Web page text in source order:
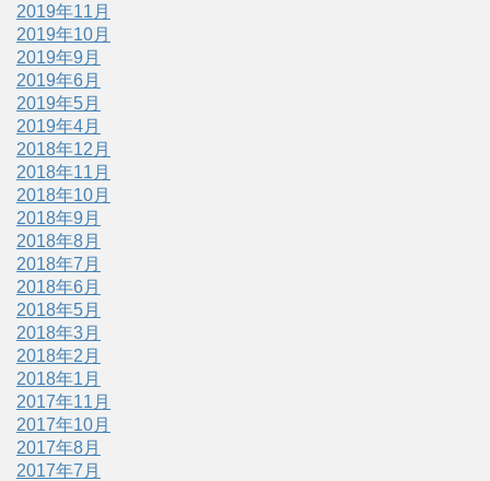
2019年11月
2019年10月
2019年9月
2019年6月
2019年5月
2019年4月
2018年12月
2018年11月
2018年10月
2018年9月
2018年8月
2018年7月
2018年6月
2018年5月
2018年3月
2018年2月
2018年1月
2017年11月
2017年10月
2017年8月
2017年7月